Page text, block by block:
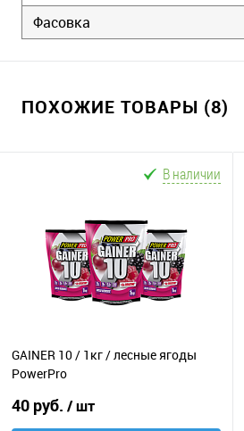
Фасовка
ПОХОЖИЕ ТОВАРЫ (8)
В наличии
GAINER 10 / 1кг / лесные ягоды
PowerPro
40 руб. / шт